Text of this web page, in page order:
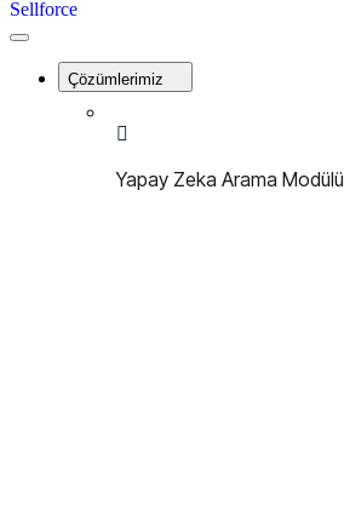
Close
Çözümlerimiz
Yapay Zeka Arama Modülü